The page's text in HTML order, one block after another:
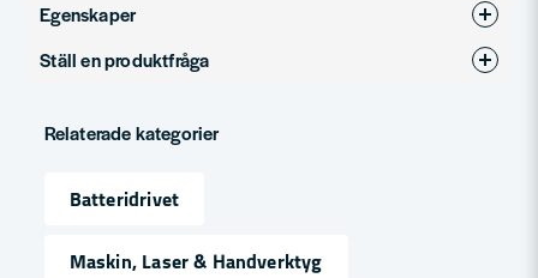
Egenskaper
Varumärke
Ställ en produktfråga
Fråga oss något om denna produkten...
Namn
Relaterade kategorier
Batteridrivet
Maskin, Laser & Handverktyg